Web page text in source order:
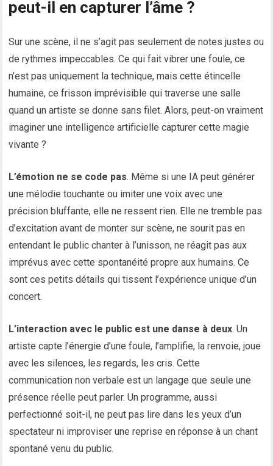
peut-il en capturer l’âme ?
Sur une scène, il ne s’agit pas seulement de notes justes ou
de rythmes impeccables. Ce qui fait vibrer une foule, ce
n’est pas uniquement la technique, mais cette étincelle
humaine, ce frisson imprévisible qui traverse une salle
quand un artiste se donne sans filet. Alors, peut-on vraiment
imaginer une intelligence artificielle capturer cette magie
vivante ?
L’émotion ne se code pas. Même si une IA peut générer
une mélodie touchante ou imiter une voix avec une
précision bluffante, elle ne ressent rien. Elle ne tremble pas
d’excitation avant de monter sur scène, ne sourit pas en
entendant le public chanter à l’unisson, ne réagit pas aux
imprévus avec cette spontanéité propre aux humains. Ce
sont ces petits détails qui tissent l’expérience unique d’un
concert.
L’interaction avec le public est une danse à deux. Un
artiste capte l’énergie d’une foule, l’amplifie, la renvoie, joue
avec les silences, les regards, les cris. Cette
communication non verbale est un langage que seule une
présence réelle peut parler. Un programme, aussi
perfectionné soit-il, ne peut pas lire dans les yeux d’un
spectateur ni improviser une reprise en réponse à un chant
spontané venu du public.